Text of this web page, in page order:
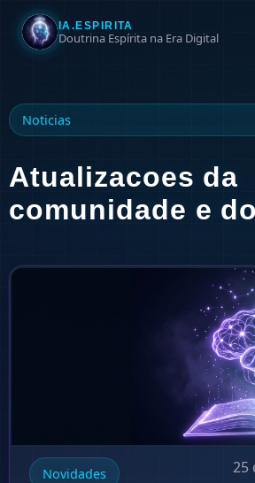
IA.ESPIRITA
Doutrina Espírita na Era Digital
Noticias
Atualizacoes da
comunidade e
Novidades 25